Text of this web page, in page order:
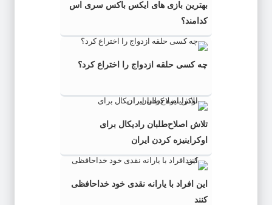
بهترین بازی های ایکس باکس سری اس
کدامند؟
چه کسی حلقه‌ ازدواج را اختراع کرد؟
تلاش اصلاح‌طلبان رادیکال برای
اوکراینیزه کردن ایران
این افراد با یارانه نقدی خود خداحافظی
کنند